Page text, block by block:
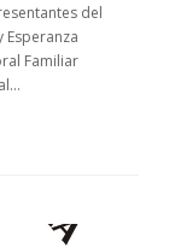
del
Familiar